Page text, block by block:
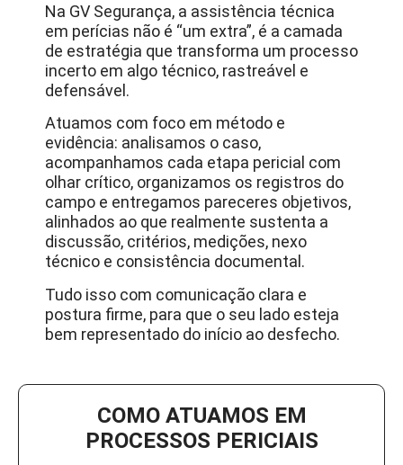
Na GV Segurança, a assistência técnica
em perícias não é “um extra”, é a camada
de estratégia que transforma um processo
incerto em algo técnico, rastreável e
defensável.
Atuamos com foco em método e
evidência: analisamos o caso,
acompanhamos cada etapa pericial com
olhar crítico, organizamos os registros do
campo e entregamos pareceres objetivos,
alinhados ao que realmente sustenta a
discussão, critérios, medições, nexo
técnico e consistência documental.
Tudo isso com comunicação clara e
postura firme, para que o seu lado esteja
bem representado do início ao desfecho.
COMO ATUAMOS EM
PROCESSOS PERICIAIS